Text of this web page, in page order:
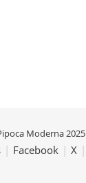
Moderna 2025
| Facebook | X |